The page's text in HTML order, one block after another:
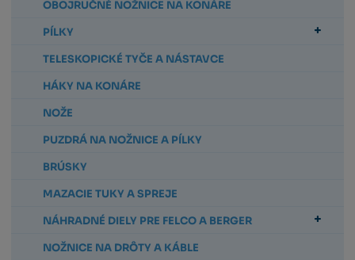
OBOJRUČNÉ NOŽNICE NA KONÁRE
PÍLKY
TELESKOPICKÉ TYČE A NÁSTAVCE
HÁKY NA KONÁRE
NOŽE
PUZDRÁ NA NOŽNICE A PÍLKY
BRÚSKY
MAZACIE TUKY A SPREJE
NÁHRADNÉ DIELY PRE FELCO A BERGER
NOŽNICE NA DRÔTY A KÁBLE